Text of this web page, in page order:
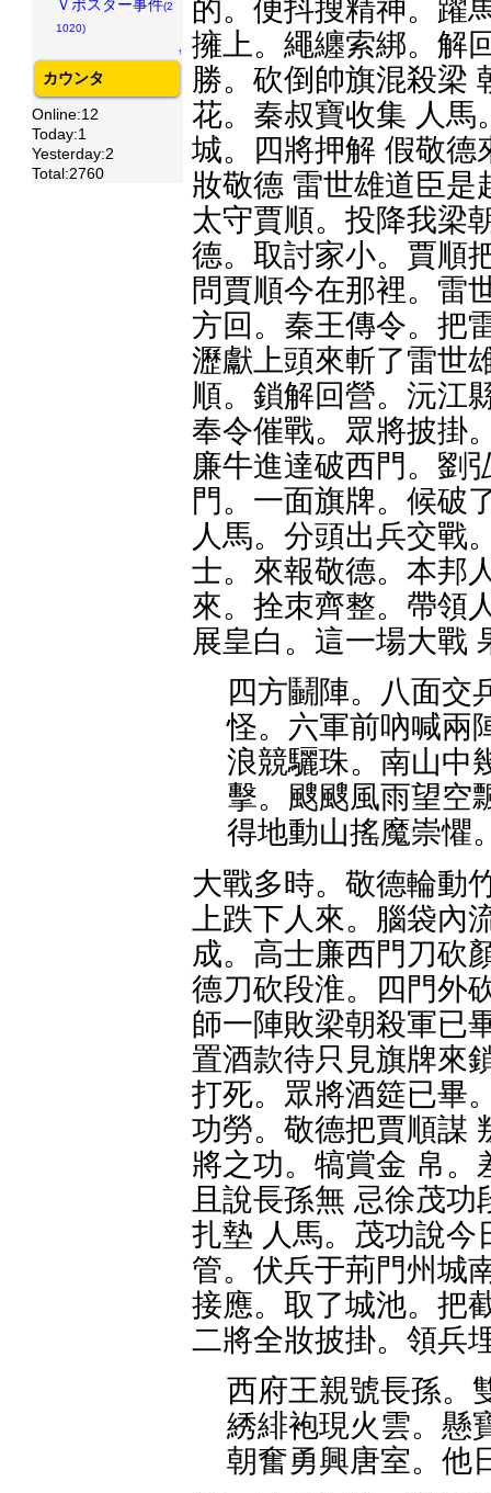
的。便抖搜精神。躍
擁上。繩纏索綁。解
勝。砍倒帥旗混殺梁
花。秦叔寶收集 人馬
城。四將押解 假敬德
妝敬德 雷世雄道臣是
太守賈順。投降我梁
德。取討家小。賈順
問賈順今在那裡。雷
方回。秦王傳令。把
瀝獻上頭來斬了雷世
順。鎖解回營。沅江
奉令催戰。眾將披掛
廉牛進達破西門。劉
門。一面旗牌。候破
人馬。分頭出兵交戰
士。來報敬德。本邦
來。拴朿齊整。帶領
展皇白。這一場大戰
四方鬭陣。八面交
怪。六軍前吶喊兩
浪競驪珠。南山中
擊。颼颼風雨望空
得地動山搖魔崇懼
大戰多時。敬德輪動
上跌下人來。腦袋內
成。高士廉西門刀砍
德刀砍段淮。四門外
師一陣敗梁朝殺軍已
置酒款待只見旗牌來
打死。眾將酒筵已畢
功勞。敬德把賈順謀
將之功。犒賞金 帛。
且說長孫無 忌徐茂
扎墊 人馬。茂功說今
管。伏兵于荊門州城
接應。取了城池。把
二將全妝披掛。領兵
西府王親號長孫。
綉緋袍現火雲。懸
朝奮勇興唐室。他
Ｖポスター事件(2
1020)
↑
カウンタ
Online:12
Today:1
Yesterday:2
Total:2760